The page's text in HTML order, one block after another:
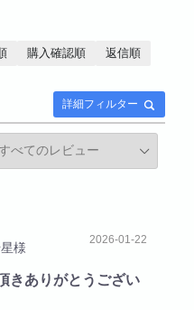
詳細フィルター
購入確認順
返信順
様
2026-01-22
きありがとうござい